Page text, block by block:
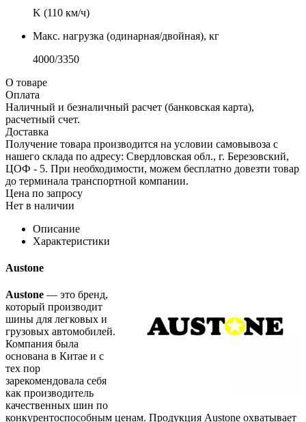
K (110 км/ч)
Макс. нагрузка (одинарная/двойная), кг
4000/3350
О товаре
Оплата
Наличный и безналичный расчет (банковская карта),
расчетный счет.
Доставка
Получение товара производится на условии самовывоза с
нашего склада по адресу: Свердловская обл., г. Березовский,
ЦОФ - 5. При необходимости, можем бесплатно довезти товар
до терминала транспортной компании.
Цена по запросу
Нет в наличии
Описание
Характеристики
Austone
Austone — это бренд,
который производит
шины для легковых и
грузовых автомобилей.
Компания была
основана в Китае и с
тех пор
зарекомендовала себя
как производитель
качественных шин по
конкурентоспособным ценам. Продукция Austone охватывает